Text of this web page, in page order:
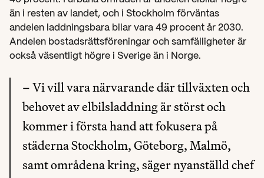
än i resten av landet, och i Stockholm förväntas
andelen laddningsbara bilar vara 49 procent år 2030.
Andelen bostadsrättsföreningar och samfälligheter är
också väsentligt högre i Sverige än i Norge.
– Vi vill vara närvarande där tillväxten och
behovet av elbilsladdning är störst och
kommer i första hand att fokusera på
städerna Stockholm, Göteborg, Malmö,
samt områdena kring, säger nyanställd chef